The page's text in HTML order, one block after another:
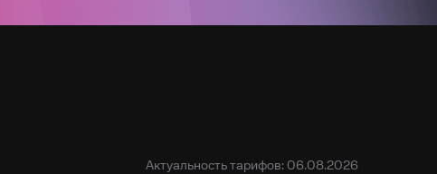
Актуальность тарифов: 06.08.2026